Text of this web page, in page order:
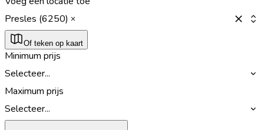
Presles (6250)
Of teken op kaart
Minimum prijs
Selecteer...
Maximum prijs
Selecteer...